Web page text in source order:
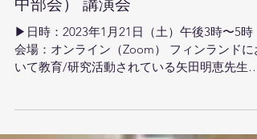
J-CLIL Primary and Secondary（小
中部会） 講演会
▶日時：2023年1⽉21⽇（⼟）午後3時〜5時
会場：オンライン（Zoom） フィンランドに
矢田匠先生のお二人をお招きし、ご講演いた
きました。 ・矢田匠先生 (University of